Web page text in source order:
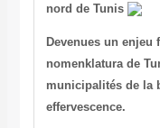
nord de Tunis
Devenues un
nomenklatura de
municipalités de la
effervescence.